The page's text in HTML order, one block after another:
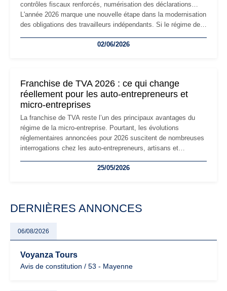
contrôles fiscaux renforcés, numérisation des déclarations…
L'année 2026 marque une nouvelle étape dans la modernisation
des obligations des travailleurs indépendants. Si le régime de
les auto-entrepreneurs devront s'adapter à un environnement
02/06/2026
Franchise de TVA 2026 : ce qui change
réellement pour les auto-entrepreneurs et
micro-entreprises
La franchise de TVA reste l’un des principaux avantages du
régime de la micro-entreprise. Pourtant, les évolutions
réglementaires annoncées pour 2026 suscitent de nombreuses
interrogations chez les auto-entrepreneurs, artisans et
facturation ou risque de bascule vers la TVA : les règles
25/05/2026
DERNIÈRES ANNONCES
06/08/2026
Voyanza Tours
Avis de constitution / 53 - Mayenne